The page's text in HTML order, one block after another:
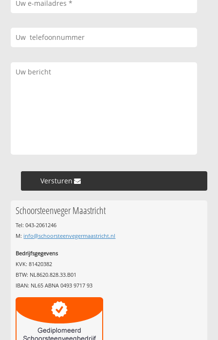
Versturen »
Schoorsteenveger Maastricht
Tel: 043-2061246
M: info@schoorsteenvegermaastricht.nl
Bedrijfsgegevens
KVK: 81420382
BTW: NL8620.828.33.B01
IBAN: NL65 ABNA 0493 9717 93